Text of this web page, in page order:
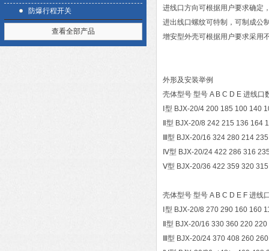
防爆行程开关
查看全部产品
进线口方向可根据用户要求确定
进出线口螺纹可特制，可制成公
增安型外壳可根据用户要求采用
外形及安装举例
壳体型号 型号 A B C D E 进线
Ⅰ型 BJX-20/4 200 185 100 140
Ⅱ型 BJX-20/8 242 215 136 164
Ⅲ型 BJX-20/16 324 280 214
Ⅳ型 BJX-20/24 422 286 316
Ⅴ型 BJX-20/36 422 359 320
壳体型号 型号 A B C D E F 进线
Ⅰ型 BJX-20/8 270 290 160 160
Ⅱ型 BJX-20/16 330 360 220
Ⅲ型 BJX-20/24 370 408 260